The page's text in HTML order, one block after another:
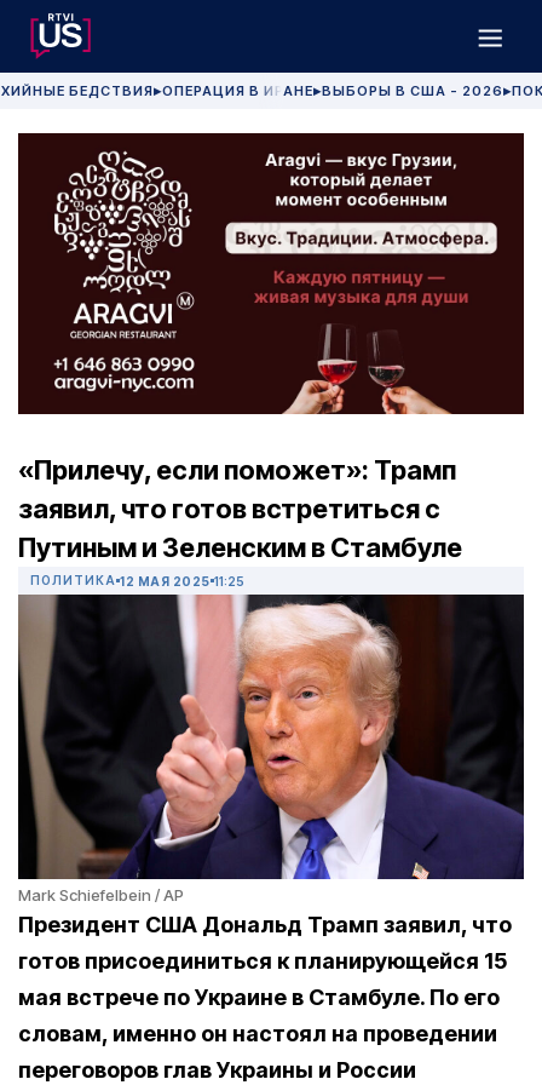
БЕДСТВИЯ▶ОПЕРАЦИЯ В ИРАНЕ▶ВЫБОРЫ В США - 2026 ▶
«Прилечу, если поможет»: Трамп
заявил, что готов встретиться с
Путиным и Зеленским в Стамбуле
ПОЛИТИКА 12 МАЯ 2025 11:25
Mark Schiefelbein / AP
Президент США Дональд Трамп заявил, что
готов присоединиться к планирующейся 15
мая встрече по Украине в Стамбуле. По его
словам, именно он настоял на проведении
переговоров глав Украины и России